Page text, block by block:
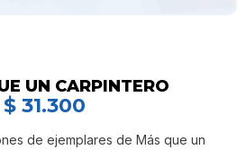
UN CARPINTERO
$31.300
de ejemplares de Más que un